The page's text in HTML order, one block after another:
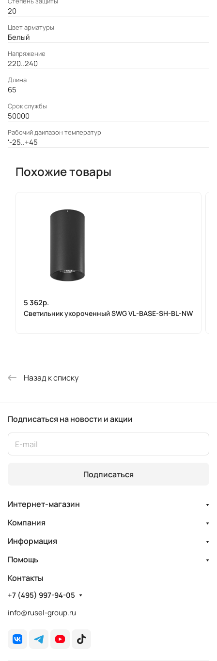
20
Цвет арматуры
Белый
Напряжение
220..240
Длина
65
Срок службы
50000
Рабочий даипазон температур
'-25..+45
Похожие товары
5 362р.
Светильник укороченный SWG VL-BASE-SH-BL-NW
Назад к списку
Подписаться на новости и акции
Подписаться
Интернет-магазин
Компания
Информация
Помощь
Контакты
+7 (495) 997-94-05
info@rusel-group.ru